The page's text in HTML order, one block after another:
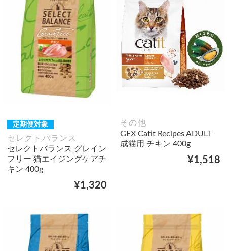
定期便対象
セレクトバランス
セレクトバランス グレイン
フリー 猫エイジングケアチ
キン 400g
¥1,320
その他
GEX Catit Recipes ADULT
成猫用 チキン 400g
¥1,518